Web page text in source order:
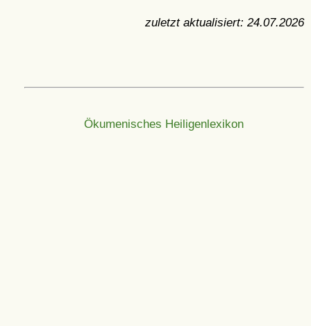
zuletzt aktualisiert: 24.07.2026
Ökumenisches Heiligenlexikon